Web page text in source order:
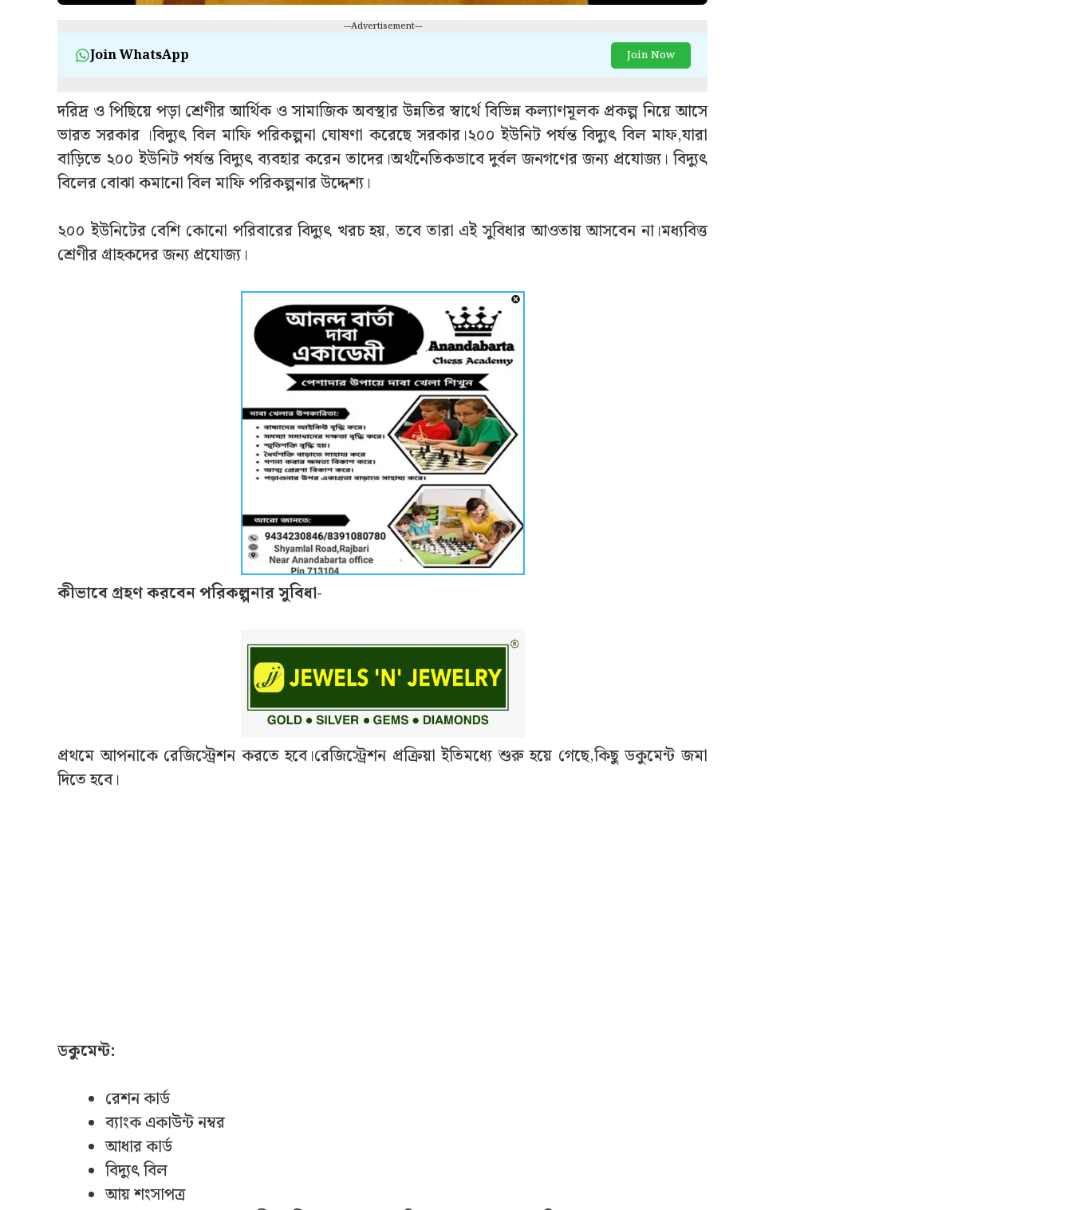
---Advertisement---
Join WhatsApp Join Now
দরিদ্র ও পিছিয়ে পড়া শ্রেণীর আর্থিক ও সামাজিক অবস্থার উন্নতির স্বার্থে বিভিন্ন কল্যাণমূলক প্রকল্প নিয়ে আসে
ভারত সরকার ।বিদ্যুৎ বিল মাফি পরিকল্পনা ঘোষণা করেছে সরকার।২০০ ইউনিট পর্যন্ত বিদ্যুৎ বিল মাফ,যারা
বাড়িতে ২০০ ইউনিট পর্যন্ত বিদ্যুৎ ব্যবহার করেন তাদের।অর্থনৈতিকভাবে দুর্বল জনগণের জন্য প্রযোজ্য। বিদ্যুৎ
বিলের বোঝা কমানো বিল মাফি পরিকল্পনার উদ্দেশ্য।
২০০ ইউনিটের বেশি কোনো পরিবারের বিদ্যুৎ খরচ হয়, তবে তারা এই সুবিধার আওতায় আসবেন না।মধ্যবিত্ত
শ্রেণীর গ্রাহকদের জন্য প্রযোজ্য।
কীভাবে গ্রহণ করবেন পরিকল্পনার সুবিধা-
প্রথমে আপনাকে রেজিস্ট্রেশন করতে হবে।রেজিস্ট্রেশন প্রক্রিয়া ইতিমধ্যে শুরু হয়ে গেছে,কিছু ডকুমেন্ট জমা
দিতে হবে।
ডকুমেন্ট:
রেশন কার্ড
ব্যাংক একাউন্ট নম্বর
আধার কার্ড
বিদ্যুৎ বিল
আয় শংসাপত্র